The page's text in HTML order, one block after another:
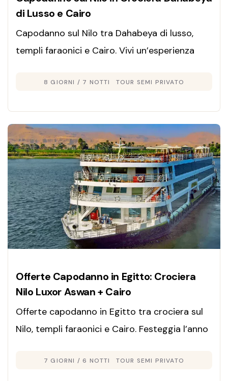
di Lusso e Cairo
Capodanno sul Nilo tra Dahabeya di lusso,
templi faraonici e Cairo. Vivi un’esperienza
festeggiare l’anno nuovo.
8 GIORNI / 7 NOTTI TOUR SEMI PRIVATO
Offerte Capodanno in Egitto: Crociera
Nilo Luxor Aswan + Cairo
Offerte capodanno in Egitto tra crociera sul
Nilo, templi faraonici e Cairo. Festeggia l’anno
e indimenticabile.
7 GIORNI / 6 NOTTI TOUR SEMI PRIVATO